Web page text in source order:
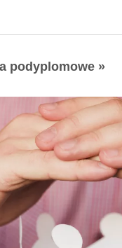
podyplomowe »